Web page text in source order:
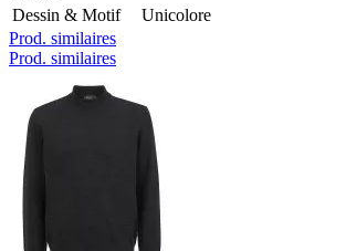
Dessin & Motif
Unicolore
Prod. similaires
Prod. similaires